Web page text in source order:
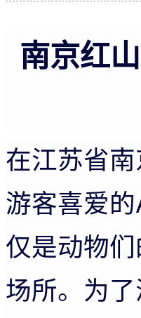
南京红
在江苏省
游客喜爱
仅是动物
场所。为